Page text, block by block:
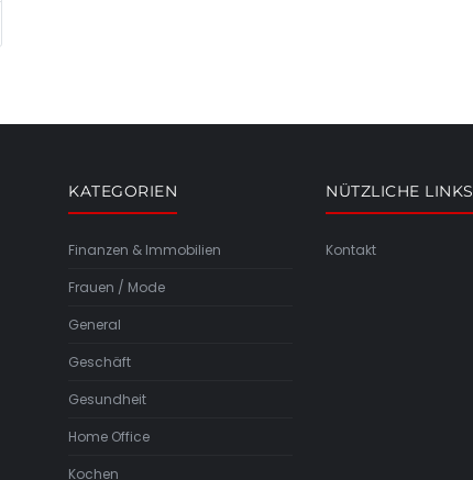
KATEGORIEN
Finanzen & Immobilien
Frauen / Mode
General
Geschäft
Gesundheit
Home Office
Kochen
NÜTZLICHE LINKS
Kontakt